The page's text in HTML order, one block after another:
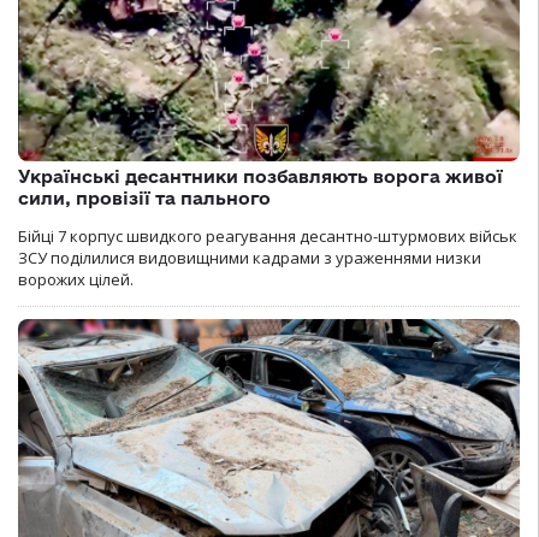
Українські десантники позбавляють ворога живої
сили, провізії та пального
Бійці 7 корпус швидкого реагування десантно-штурмових військ
ЗСУ поділилися видовищними кадрами з ураженнями низки
ворожих цілей.